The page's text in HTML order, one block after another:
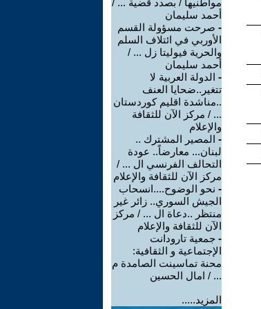
مواطنيها / بصدد قضية ... /
أحمد سليمان
- صرحت مسؤولة القسم
الأوربي في ائتلاف السلم
والحرية فيوليتا زل ... /
أحمد سليمان
- الدولة العربية لا
تتغير..ضحايا العنف
..مناشدة اقليم كوردستان
... / مركز الآن للثقافة
والإعلام
- المصير المشترك ..
لبنان... معارضاً.. عودة
التحالف الفرنسي ال ... /
مركز الآن للثقافة والإعلام
- نحو الوضوح....انسحاب
الجيش السوري.. زائر غير
منتظر ..دعاة ال ... / مركز
الآن للثقافة والإعلام
- جمعية تارودانت
الإجتماعية و الثقافية:
محنة تماسينت الصامدة م
... / امال الحسين
المزيد.....